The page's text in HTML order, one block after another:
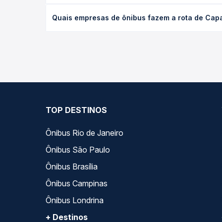
antecedência da compra. Na Quero Passagem
Quais empresas de ônibus fazem a rota de
TOP DESTINOS
Ônibus Rio de Janeiro
Ônibus São Paulo
Ônibus Brasília
Ônibus Campinas
Ônibus Londrina
+ Destinos